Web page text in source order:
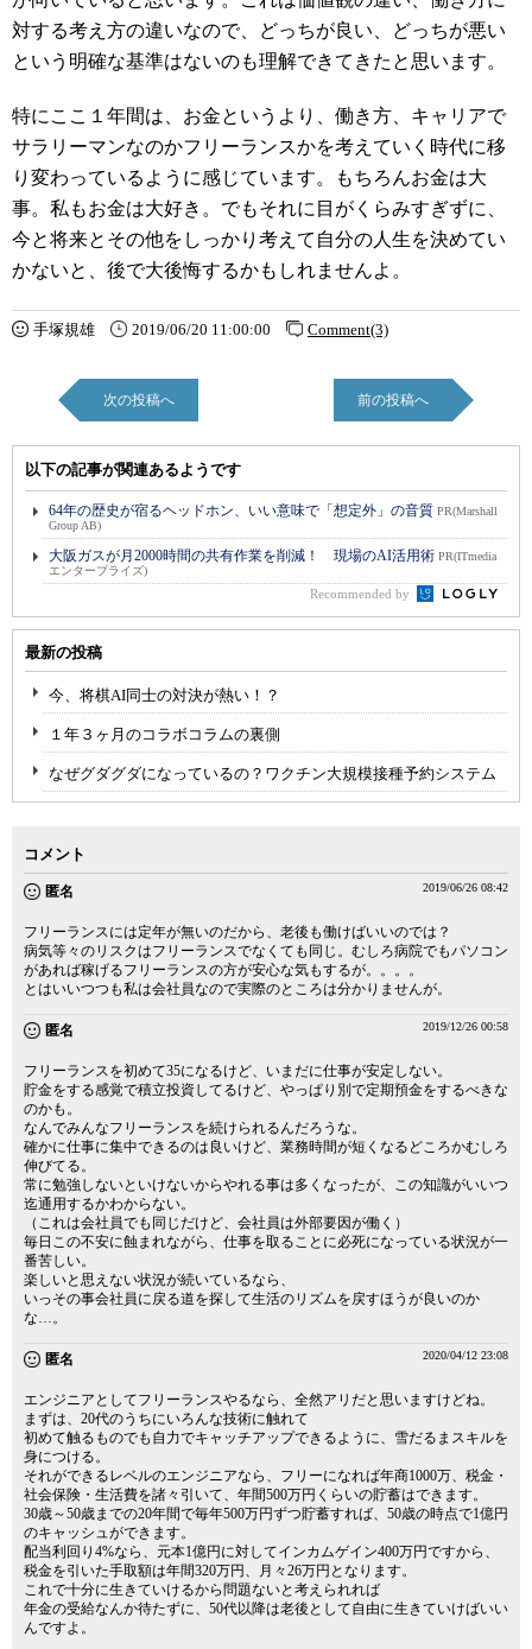
対する考え方の違いなので、どっちが良い、どっちが悪い
という明確な基準はないのも理解できてきたと思います。
特にここ１年間は、お金というより、働き方、キャリアで
サラリーマンなのかフリーランスかを考えていく時代に移
り変わっているように感じています。もちろんお金は大
事。私もお金は大好き。でもそれに目がくらみすぎずに、
今と将来とその他をしっかり考えて自分の人生を決めてい
かないと、後で大後悔するかもしれませんよ。
手塚規雄 2019/06/20 11:00:00 Comment(3)
次の投稿へ 前の投稿へ
以下の記事が関連あるようです
64年の歴史が宿るヘッドホン、いい意味で「想定外」の音質 PR(Marshall
Group AB)
大阪ガスが月2000時間の共有作業を削減！ 現場のAI活用術 PR(ITmedia
エンタープライズ)
Recommended by
最新の投稿
今、将棋AI同士の対決が熱い！？
１年３ヶ月のコラボコラムの裏側
なぜグダグダになっているの？ワクチン大規模接種予約システム
コメント
匿名 2019/06/26 08:42
フリーランスには定年が無いのだから、老後も働けばいいのでは？
病気等々のリスクはフリーランスでなくても同じ。むしろ病院でもパソコン
があれば稼げるフリーランスの方が安心な気もするが。。。。
とはいいつつも私は会社員なので実際のところは分かりませんが。
匿名 2019/12/26 00:58
フリーランスを初めて35になるけど、いまだに仕事が安定しない。
貯金をする感覚で積立投資してるけど、やっぱり別で定期預金をするべきな
のかも。
なんでみんなフリーランスを続けられるんだろうな。
確かに仕事に集中できるのは良いけど、業務時間が短くなるどころかむしろ
伸びてる。
常に勉強しないといけないからやれる事は多くなったが、この知識がいいつ
迄通用するかわからない。
（これは会社員でも同じだけど、会社員は外部要因が働く）
毎日この不安に蝕まれながら、仕事を取ることに必死になっている状況が一
番苦しい。
楽しいと思えない状況が続いているなら、
いっその事会社員に戻る道を探して生活のリズムを戻すほうが良いのか
な…。
匿名 2020/04/12 23:08
エンジニアとしてフリーランスやるなら、全然アリだと思いますけどね。
まずは、20代のうちにいろんな技術に触れて
初めて触るものでも自力でキャッチアップできるように、雪だるまスキルを
身につける。
それができるレベルのエンジニアなら、フリーになれば年商1000万、税金・
社会保険・生活費を諸々引いて、年間500万円くらいの貯蓄はできます。
30歳～50歳までの20年間で毎年500万円ずつ貯蓄すれば、50歳の時点で1億円
のキャッシュができます。
配当利回り4%なら、元本1億円に対してインカムゲイン400万円ですから、
税金を引いた手取額は年間320万円、月々26万円となります。
これで十分に生きていけるから問題ないと考えられれば
年金の受給なんか待たずに、50代以降は老後として自由に生きていけばいい
んですよ。